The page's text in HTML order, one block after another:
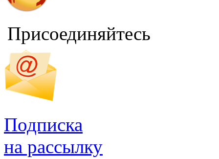
Присоединяйтесь
Подписка
на рассылку